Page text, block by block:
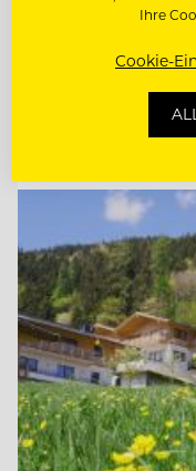
SOUS CHEFIhre
Cookie-